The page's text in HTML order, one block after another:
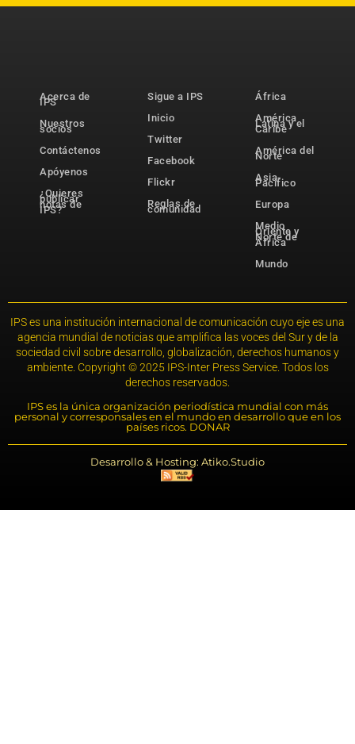
Acerca de
IPS
Nuestros
socios
Contáctenos
Apóyenos
¿Quieres
publicar
notas de
IPS?
Sigue a IPS
Inicio
Twitter
Facebook
Flickr
Reglas de
comunidad
África
América
Latina y el
Caribe
América del
Norte
Asia-
Pacífico
Europa
Medio
Oriente y
Norte de
África
Mundo
IPS es una institución internacional de comunicación cuyo eje es una
agencia mundial de noticias que amplifica las voces del Sur y de la
sociedad civil sobre desarrollo, globalización, derechos humanos y
ambiente. Copyright © 2025 IPS-Inter Press Service. Todos los
derechos reservados.
IPS es la única organización periodística mundial con más
personal y corresponsales en el mundo en desarrollo que en los
países ricos. DONAR
Desarrollo & Hosting: Atiko.Studio